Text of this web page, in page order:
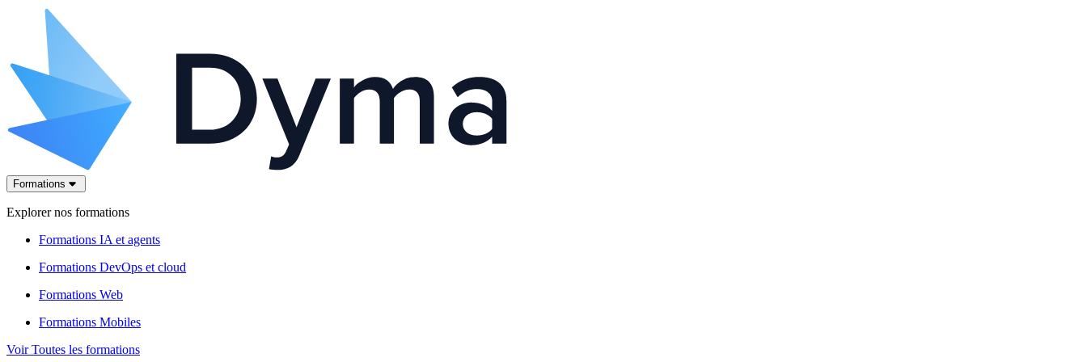
Formations
Explorer nos formations
Formations IA et agents
Formations DevOps et cloud
Formations Web
Formations Mobiles
Voir Toutes les formations